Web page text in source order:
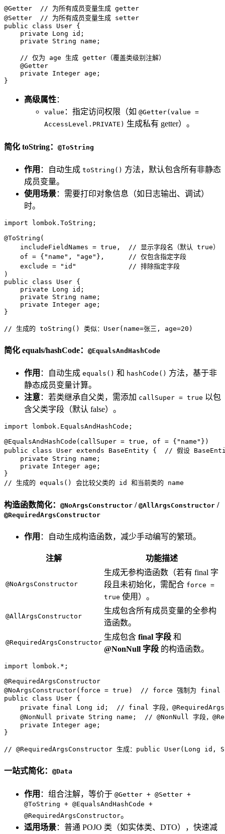
@Getter
// 为所有成员变量生成 getter
@Setter
// 为所有成员变量生成 setter
public
class User {
private Long id;
private String name;
// 仅为 age 生成 getter（覆盖类级别注解）
@Getter
private Integer age;
}
高级属性：
value ：指定访问权限（如 @Getter(value =
AccessLevel.PRIVATE) 生成私有 getter）。
简化 toString： @ToString
作用 ：自动生成 toString() 方法，默认包含所有非静态
成员变量。
使用场景：需要打印对象信息（如日志输出、调试）
时。
import lombok.ToString;
@ToString(
includeFieldNames = true,  // 显示字段名（默认 true
    of = {"name", "age"},      // 仅包含指定字段
    exclude = "id"             // 排除指定字段
)
public
class User {
private Long id;
private String name;
private Integer age;
}
// 生成的 toString() 类似：User(name=张三, age=20)
简化 equals/hashCode： @EqualsAndHashCode
作用 ：自动生成 equals() 和 hashCode() 方法，基于非
静态成员变量计算。
注意：若类继承自父类，需添加 callSuper = true 以包
含父类字段（默认 false）。
import lombok.EqualsAndHashCode;
@EqualsAndHashCode(callSuper = true, of = {"name"})
public
class User extends BaseEntity { // 假设
private String name;
private Integer age;
// 生成的 equals() 会比较父类的 id 和当前类的 name
构造函数简化： @NoArgsConstructor / @AllArgsConstructor /
@RequiredArgsConstructor
作用 ：自动生成构造函数，减少手动编写的繁琐。
注解 功能描述
@NoArgsConstructor
生成无参构造函数（若有 final 字
段且未初始化，需配合 force =
true 使用）。
@AllArgsConstructor
生成包含所有成员变量的全参构
造函数。
@RequiredArgsConstructor
生成包含 final 字段 和
@NonNull 字段 的构造函数。
import lombok.*;
@RequiredArgsConstructor
@NoArgsConstructor(force = true)
// force 强制为 final
public
class User {
private
final Long id;
// final 字段，
@NonNull
private String name;
// @NonNull 字段，
private Integer age;
}
// @RequiredArgsConstructor 生成：public User(Long
一站式简化： @Data
作用 ：组合注解，等价于 @Getter + @Setter +
@ToString + @EqualsAndHashCode +
@RequiredArgsConstructor。
适用场景：普通 POJO 类（如实体类、DTO），快速减